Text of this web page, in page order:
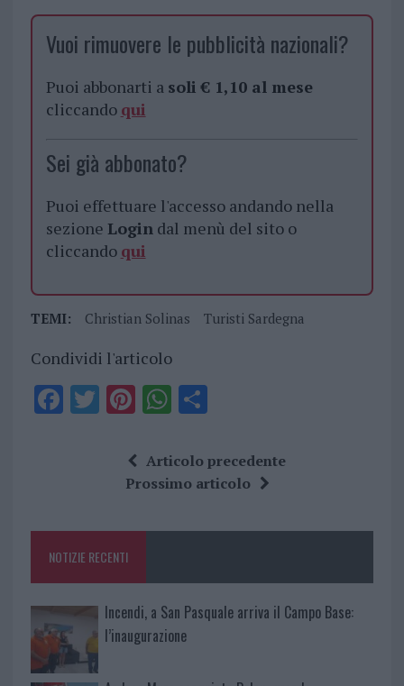
Vuoi rimuovere le pubblicità nazionali?
Puoi abbonarti a soli € 1,10 al mese
cliccando qui
Sei già abbonato?
Puoi effettuare l'accesso andando nella
sezione Logindal menù del sito o
cliccando qui
TEMI: Christian Solinas Turisti Sardegna
Condividi l'articolo
F
o
k
T Pi
te
re
W
at
s
p
S
a
re
Articolo precedente
Prossimo articolo
NOTIZIE RECENTI
Incendi, a San Pasquale arriva il Campo Base:
l’inaugurazione